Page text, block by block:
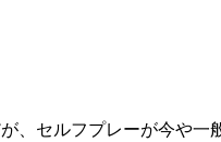
、セルフプレーが今や一